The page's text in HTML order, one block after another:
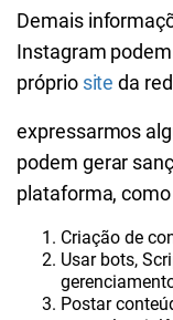
Demais
Instagram
próprio site da
expressarmos
podem gerar
plataforma,
Criação de
Usar bots,
Postar